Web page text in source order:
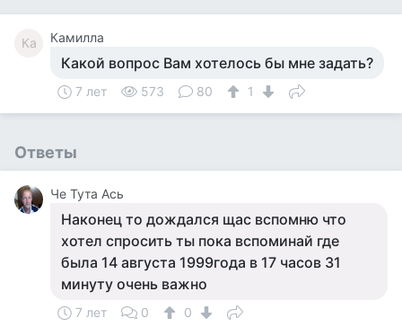
Ка Камилла
Какой вопрос Вам хотелось бы мне задать?
7 лет 573 80 1
Ответы
Че Тута Ась
Наконец то дождался щас вспомню что
хотел спросить ты пока вспоминай где
была 14 августа 1999года в 17 часов 31
минуту очень важно
7 лет 0 0